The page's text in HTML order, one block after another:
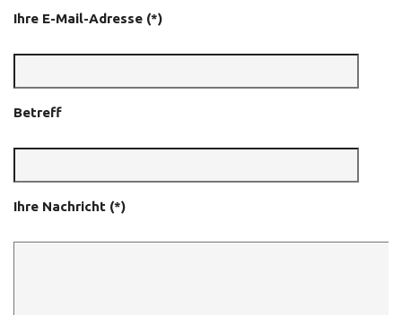
Ihre E-Mail-Adresse (*)
Betreff
Ihre Nachricht (*)